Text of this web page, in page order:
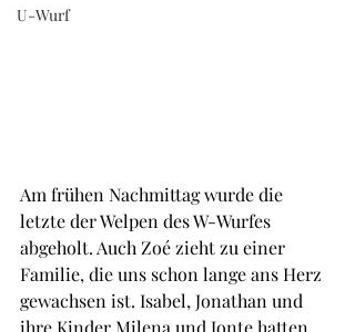
U-Wurf
Am frühen Nachmittag wurde die
letzte der Welpen des W-Wurfes
abgeholt. Auch Zoé zieht zu einer
Familie, die uns schon lange ans Herz
gewachsen ist. Isabel, Jonathan und
ihre Kinder Milena und Jonte hatten